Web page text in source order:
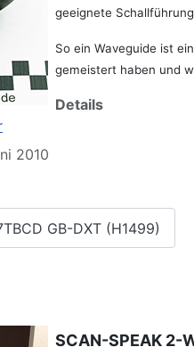
geeignete
So ein Waveguide ist
gemeistert haben und
Details
2010
GB-DXT (H1499)
SCAN-SPEAK 2-